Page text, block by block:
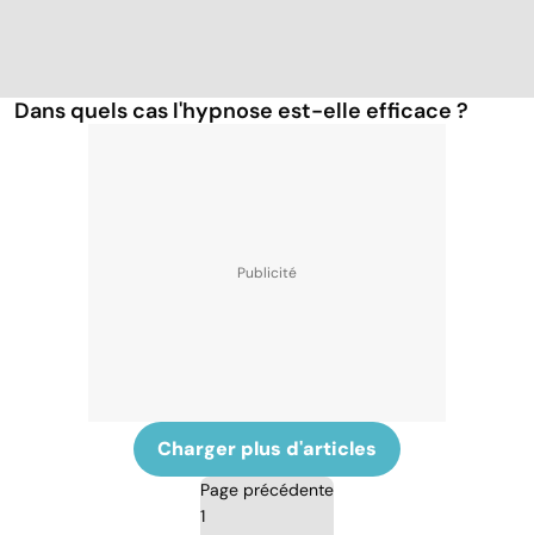
Dans quels cas l'hypnose est-elle efficace ?
Charger plus d'articles
Page précédente
1